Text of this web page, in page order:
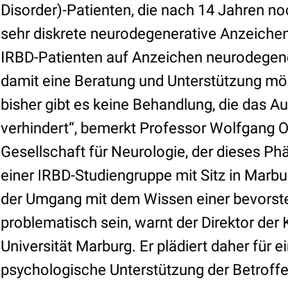
Disorder)-Patienten, die nach 14 Jahren
sehr diskrete neurodegenerative
IRBD-Patienten auf Anzeichen
damit eine Beratung und Unterstützung
bisher gibt es keine Behandlung, die das
verhindert“, bemerkt Professor Wolfgang
Gesellschaft für Neurologie, der dieses
einer IRBD-Studiengruppe mit Sitz in
der Umgang mit dem Wissen einer
problematisch sein, warnt der Direktor der
Universität Marburg. Er plädiert daher für
psychologische Unterstützung der